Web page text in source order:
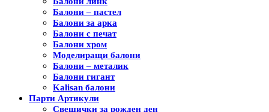
Балони – пастел
Балони за арка
Балони с печат
Балони хром
Моделиращи балони
Балони – металик
Балони гигант
Kalisan балони
Парти Артикули
Свещички за рожден ден